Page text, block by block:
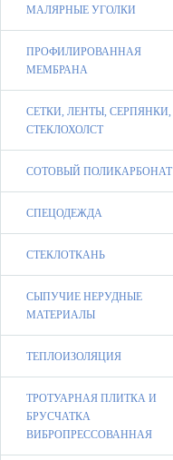
МАЛЯРНЫЕ УГОЛКИ
ПРОФИЛИРОВАННАЯ
МЕМБРАНА
СЕТКИ, ЛЕНТЫ, СЕРПЯНКИ,
СТЕКЛОХОЛСТ
СОТОВЫЙ ПОЛИКАРБОНАТ
СПЕЦОДЕЖДА
СТЕКЛОТКАНЬ
СЫПУЧИЕ НЕРУДНЫЕ
МАТЕРИАЛЫ
ТЕПЛОИЗОЛЯЦИЯ
ТРОТУАРНАЯ ПЛИТКА И
БРУСЧАТКА
ВИБРОПРЕССОВАННАЯ